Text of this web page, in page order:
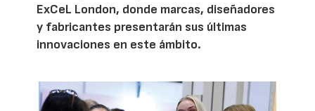
ExCeL London, donde marcas, diseñadores
y fabricantes presentarán sus últimas
innovaciones en este ámbito.